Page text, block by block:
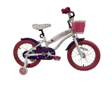
- Basikal Kanak-Kanak
Generasi Baharu